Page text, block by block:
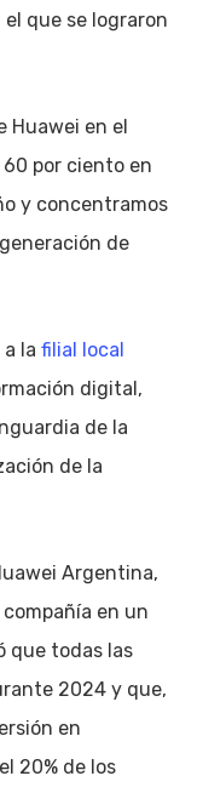
que se lograron
Huawei en el
por ciento en
y concentramos
de
la filial local
digital,
de la
de la
Argentina,
en un
que todas las
2024 y que,
en
20% de los